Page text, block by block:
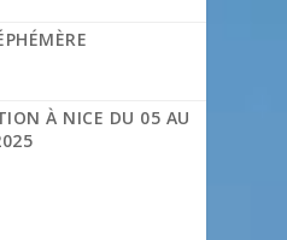
À NICE DU 05 AU